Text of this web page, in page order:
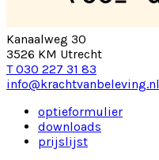
Kanaalweg 30
3526 KM Utrecht
T 030 227 31 83
info@krachtvanbeleving.nl
optieformulier
downloads
prijslijst